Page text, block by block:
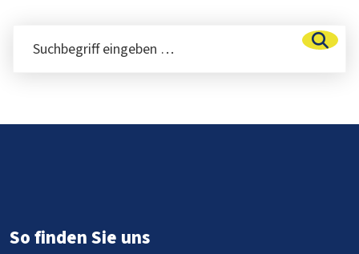
Suchbegriff eingeben …
So finden Sie uns